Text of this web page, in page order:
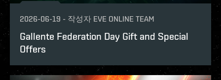
2026-06-19 - 작성자 EVE ONLINE TEAM
Gallente Federation Day Gift and Special
Offers